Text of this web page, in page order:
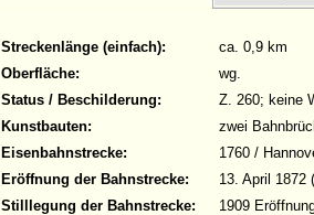
Streckenlänge (einfach):
ca. 0,9 km
Oberfläche:
wg.
Status / Beschilderung:
Z. 260; keine
Kunstbauten:
zwei
Eisenbahnstrecke:
1760 /
Eröffnung der Bahnstrecke:
13. April 1872
Stilllegung der Bahnstrecke:
1909